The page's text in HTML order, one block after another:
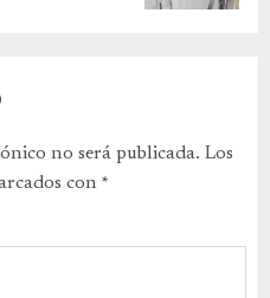
no será publicada. Los
con *